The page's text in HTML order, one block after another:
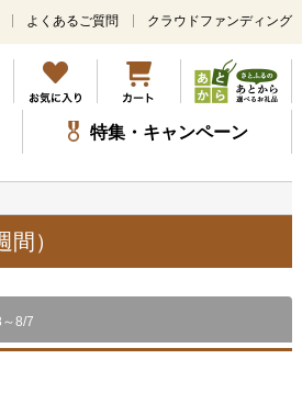
メ
ン
コ
ン
テ
ツ
ッ
プ
よくあるご質問 クラウドファンディング
特集・キャンペーン
）
8/7